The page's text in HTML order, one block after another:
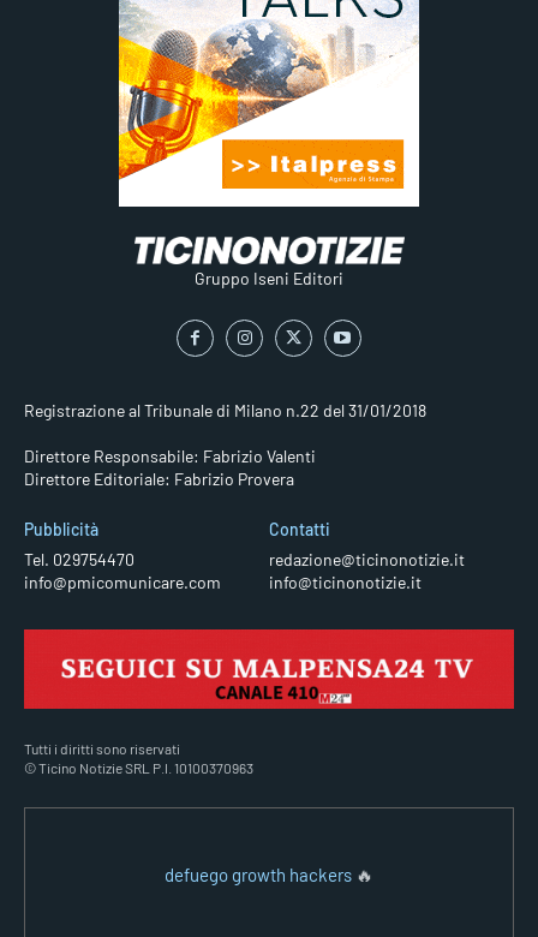
Gruppo Iseni Editori
Registrazione al Tribunale di Milano n.22 del 31/01/2018
Direttore Responsabile: Fabrizio Valenti
Direttore Editoriale: Fabrizio Provera
Pubblicità
Tel. 029754470
info@pmicomunicare.com
Contatti
redazione@ticinonotizie.it
info@ticinonotizie.it
Tutti i diritti sono riservati
© Ticino Notizie SRL P.I. 10100370963
defuego growth hackers 🔥